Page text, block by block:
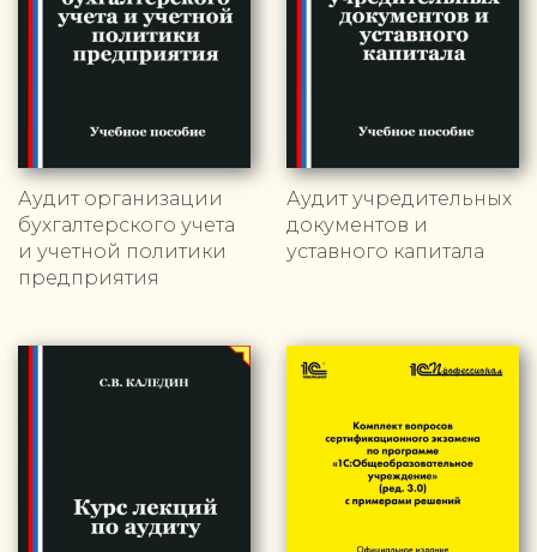
Аудит организации
бухгалтерского учета
и учетной политики
предприятия
Аудит учредительных
документов и
уставного капитала